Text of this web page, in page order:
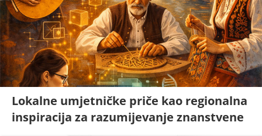
Lokalne umjetničke priče kao regionalna
inspiracija za razumijevanje znanstvene